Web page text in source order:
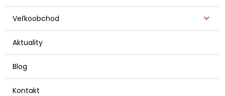
Veľkoobchod
Aktuality
Blog
Kontakt